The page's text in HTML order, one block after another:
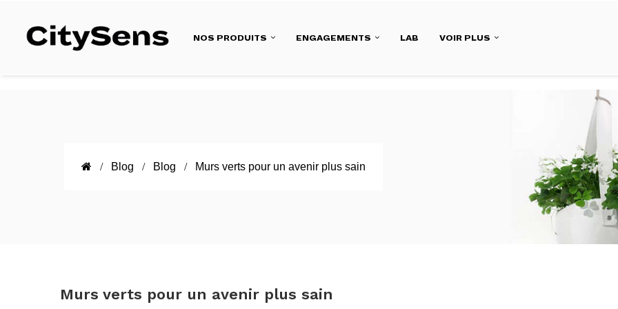
NOS PRODUITS ENGAGEMENTS LAB VOIR PLUS
Blog Blog Murs verts pour un avenir plus sain
Murs verts pour un avenir plus sain